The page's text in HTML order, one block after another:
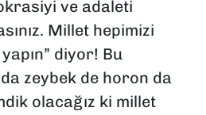
ve adaleti
Millet hepimizi
diyor! Bu
zeybek de horon da
olacağız ki millet